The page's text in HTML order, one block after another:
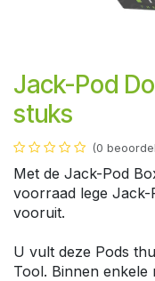
Jack-Pod
stuks
(0
Met de Jack-Pod
voorraad lege
vooruit.
U vult deze Pods
Tool. Binnen